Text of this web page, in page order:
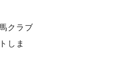
クラブ
しま